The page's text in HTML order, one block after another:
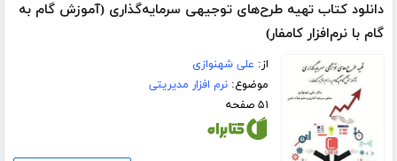
دانلود کتاب تهیه طرح‌های توجیهی سرمایه‌گذاری (آموزش گام به
گام با نرم‌افزار کامفار)
از: علی شهنوازی
موضوع:نرم افزار مدیریتی
۵۱ صفحه